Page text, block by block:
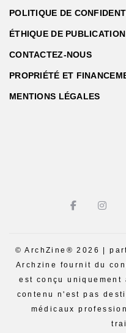
POLITIQUE DE
ÉTHIQUE DE PUBLICATION
CONTACTEZ-NOUS
PROPRIÉTÉ ET
MENTIONS LÉGALES
© ArchZine® 2026 |
Archzine fournit du
est conçu
contenu n'est pas
médicaux